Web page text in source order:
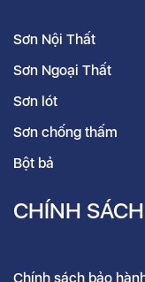
Sơn Nội Thất
Sơn Ngoại Thất
Sơn lót
Sơn chống thấm
Bột bả
CHÍNH
Chính sách bảo